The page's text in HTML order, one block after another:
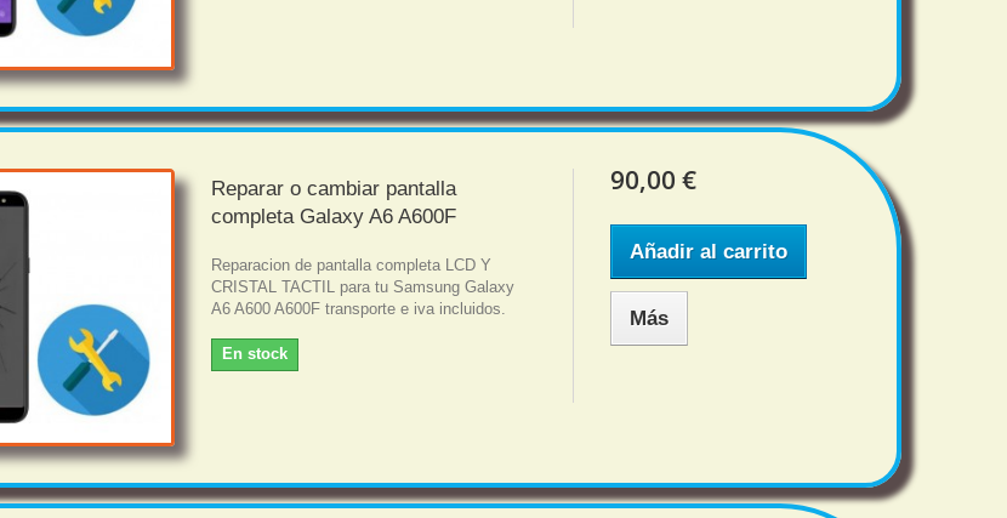
Reparar o cambiar pantalla
completa Galaxy A6 A600F
Reparacion de pantalla completa LCD Y
CRISTAL TACTIL para tu Samsung Galaxy
A6 A600 A600F transporte e iva incluidos.
En stock
90,00 €
Añadir al carrito
Más